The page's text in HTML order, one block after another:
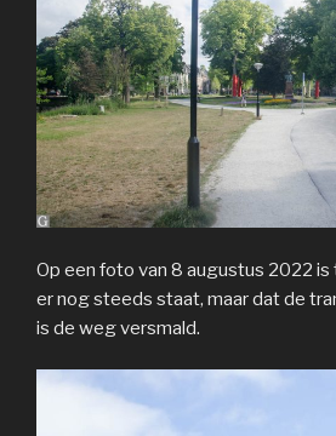
Op een foto van 8 augustus 2022
er nog steeds staat, maar dat de
is de weg versmald.